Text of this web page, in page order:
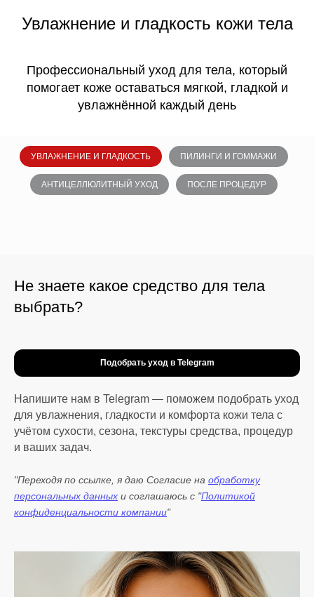
Увлажнение и гладкость кожи тела
Профессиональный уход для тела, который
помогает коже оставаться мягкой, гладкой и
увлажнённой каждый день
УВЛАЖНЕНИЕ И ГЛАДКОСТЬ ПИЛИНГИ И ГОММАЖИ
АНТИЦЕЛЛЮЛИТНЫЙ УХОД ПОСЛЕ ПРОЦЕДУР
Не знаете какое средство для тела
выбрать?
Подобрать уход в Telegram
Напишите нам в Telegram — поможем подобрать уход
для увлажнения, гладкости и комфорта кожи тела с
учётом сухости, сезона, текстуры средства, процедур
и ваших задач.
"Переходя по ссылке, я даю Согласие на обработку
персональных данных и соглашаюсь с "Политикой
конфиденциальности компании"